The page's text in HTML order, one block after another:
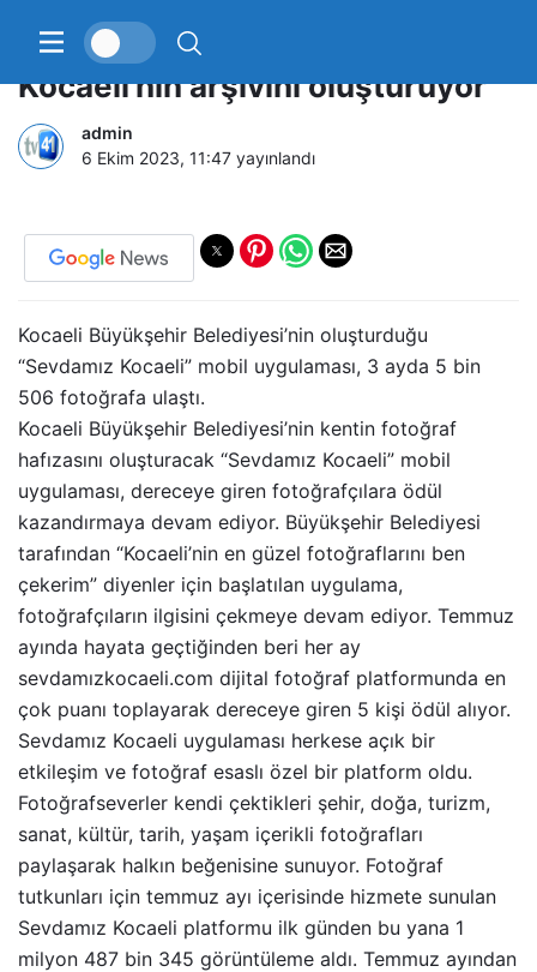
Bu dijital fotoğraf platformu
Kocaeli’nin arşivini oluşturuyor
admin
6 Ekim 2023, 11:47 yayınlandı
Kocaeli Büyükşehir Belediyesi’nin oluşturduğu
“Sevdamız Kocaeli” mobil uygulaması, 3 ayda 5 bin
506 fotoğrafa ulaştı.
Kocaeli Büyükşehir Belediyesi’nin kentin fotoğraf
hafızasını oluşturacak “Sevdamız Kocaeli” mobil
uygulaması, dereceye giren fotoğrafçılara ödül
kazandırmaya devam ediyor. Büyükşehir Belediyesi
tarafından “Kocaeli’nin en güzel fotoğraflarını ben
çekerim” diyenler için başlatılan uygulama,
fotoğrafçıların ilgisini çekmeye devam ediyor. Temmuz
ayında hayata geçtiğinden beri her ay
sevdamızkocaeli.com dijital fotoğraf platformunda en
çok puanı toplayarak dereceye giren 5 kişi ödül alıyor.
Sevdamız Kocaeli uygulaması herkese açık bir
etkileşim ve fotoğraf esaslı özel bir platform oldu.
Fotoğrafseverler kendi çektikleri şehir, doğa, turizm,
sanat, kültür, tarih, yaşam içerikli fotoğrafları
paylaşarak halkın beğenisine sunuyor. Fotoğraf
tutkunları için temmuz ayı içerisinde hizmete sunulan
Sevdamız Kocaeli platformu ilk günden bu yana 1
milyon 487 bin 345 görüntüleme aldı. Temmuz ayından